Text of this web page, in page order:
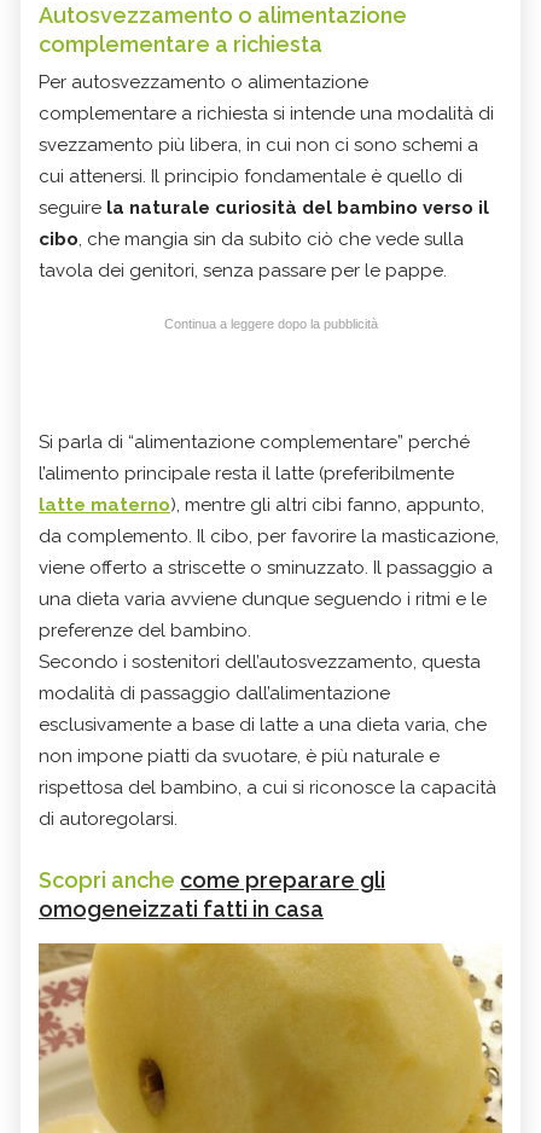
Autosvezzamento o alimentazione
complementare a richiesta
Per autosvezzamento o alimentazione
complementare a richiesta si intende una modalità di
svezzamento più libera, in cui non ci sono schemi a
cui attenersi. Il principio fondamentale è quello di
seguire la naturale curiosità del bambino verso il
cibo, che mangia sin da subito ciò che vede sulla
tavola dei genitori, senza passare per le pappe.
Continua a leggere dopo la pubblicità
Si parla di “alimentazione complementare” perché
l’alimento principale resta il latte (preferibilmente
latte materno), mentre gli altri cibi fanno, appunto,
da complemento. Il cibo, per favorire la masticazione,
viene offerto a striscette o sminuzzato. Il passaggio a
una dieta varia avviene dunque seguendo i ritmi e le
preferenze del bambino.
Secondo i sostenitori dell’autosvezzamento, questa
modalità di passaggio dall’alimentazione
esclusivamente a base di latte a una dieta varia, che
non impone piatti da svuotare, è più naturale e
rispettosa del bambino, a cui si riconosce la capacità
di autoregolarsi.
Scopri anche come preparare gli
omogeneizzati fatti in casa